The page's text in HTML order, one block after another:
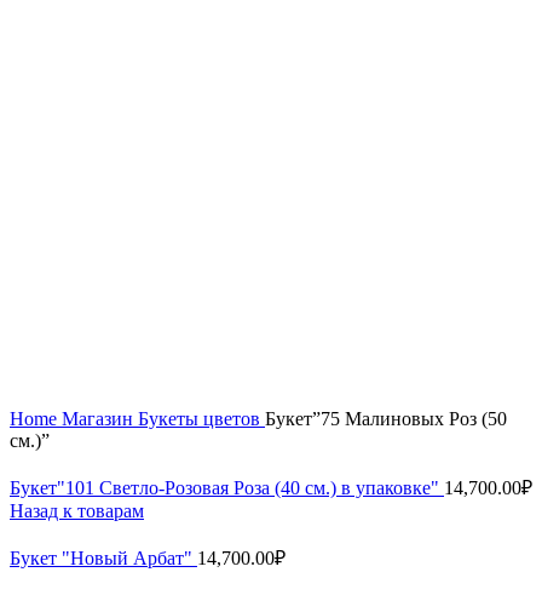
Home Магазин Букеты цветов Букет”75 Малиновых Роз (50
см.)”
Букет"101 Светло-Розовая Роза (40 см.) в упаковке" 14,700.00₽
Назад к товарам
Букет "Новый Арбат" 14,700.00₽